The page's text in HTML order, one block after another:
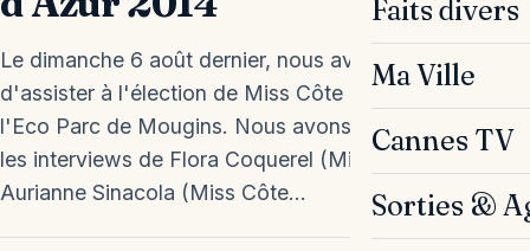
Faits divers
Ma Ville
Cannes TV
Sorties &
Le dimanche 6 août dernier, nous avons eu le plaisir
d'assister à l'élection de Miss Côte d'Azur 2014 à
l'Eco Parc de Mougins. Nous avons ainsi pu réaliser
les interviews de Flora Coquerel (Miss France 2014),
Aurianne Sinacola (Miss Côte…